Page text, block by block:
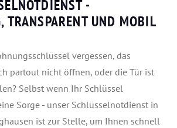
-
TRANSPARENT UND MOBIL
vergessen, das
partout nicht öffnen, oder die Tür ist
Selbst wenn Ihr Schlüssel
Sorge - unser Schlüsselnotdienst in
ist zur Stelle, um Ihnen schnell